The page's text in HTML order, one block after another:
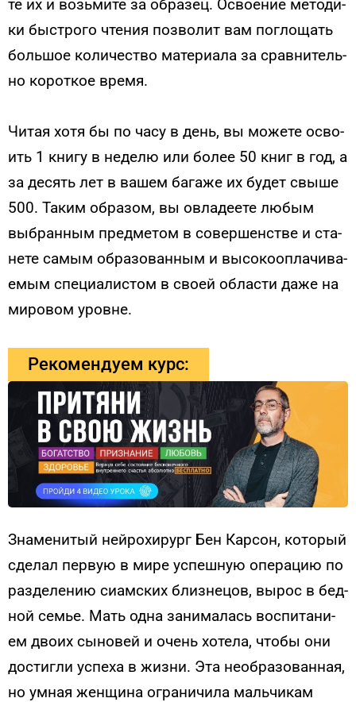
те их и возь­ми­те за об­ра­зец. Ос­во­ение ме­тоди­
ки быс­тро­го чтения поз­во­лит вам пог­ло­щать
боль­шое ко­личес­тво ма­тери­ала за срав­ни­тель­
но ко­рот­кое вре­мя.
Чи­тая хо­тя бы по ча­су в день, вы мо­жете ос­во­
ить 1 кни­гу в не­делю или бо­лее 50 книг в год, а
за де­сять лет в ва­шем ба­гаже их бу­дет свы­ше
500. Та­ким об­ра­зом, вы ов­ла­де­ете лю­бым
выб­ранным пред­ме­том в со­вер­шенс­тве и ста­
нете са­мым об­ра­зован­ным и вы­соко­оп­ла­чива­
емым спе­ци­алис­том в сво­ей об­ласти да­же на
ми­ровом уров­не.
Рекомендуем курс:
Зна­мени­тый ней­ро­хирург Бен Кар­сон, ко­торый
сде­лал пер­вую в ми­ре ус­пешную опе­рацию по
раз­де­лению си­ам­ских близ­не­цов, вы­рос в бед­
ной семье. Мать од­на занима­лась вос­пи­тани­
ем дво­их сы­новей и очень хо­тела, что­бы они
дос­тигли ус­пе­ха в жиз­ни. Эта не­об­ра­зован­ная,
но ум­ная жен­щи­на ог­ра­ничи­ла маль­чи­кам